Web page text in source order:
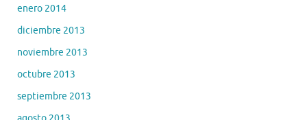
enero 2014
diciembre 2013
noviembre 2013
octubre 2013
septiembre 2013